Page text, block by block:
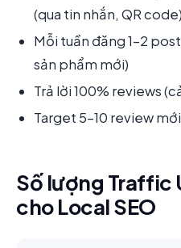
(qua tin nhắn, QR code)
Mỗi tuần đăng 1-2
sản phẩm mới)
Trả lời 100% reviews
Target 5-10 review
Số lượng Traffic
cho Local SEO